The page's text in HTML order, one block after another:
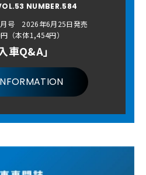
NUMBER.584
号 2026年6月25日発売
（本体1,454円）
車Q&A」